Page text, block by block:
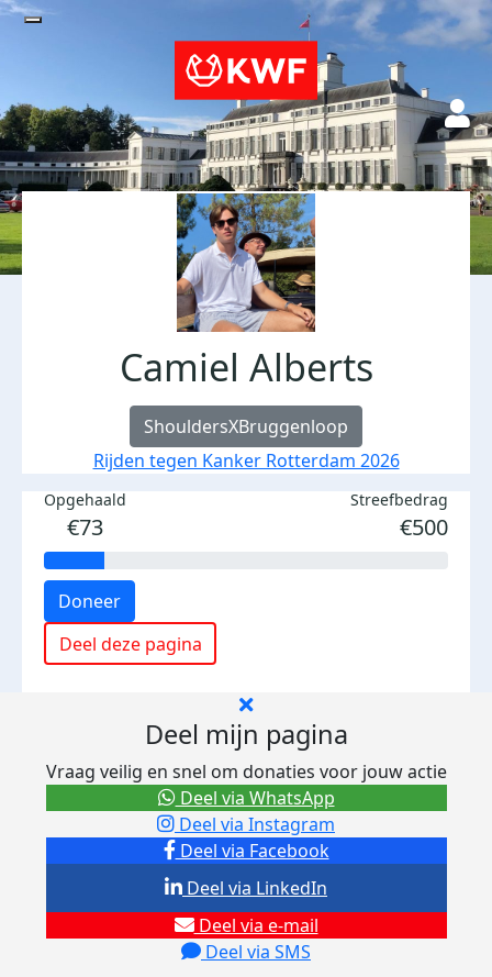
Camiel Alberts
ShouldersXBruggenloop
Rijden tegen Kanker Rotterdam 2026
Opgehaald
€73
Streefbedrag
€500
Doneer
Deel deze pagina
Deel mijn pagina
Vraag veilig en snel om donaties voor jouw actie
Deel via Facebook
Deel via Instagram
Deel via e-mail
Deel via SMS
Deel via LinkedIn
Deel via WhatsApp